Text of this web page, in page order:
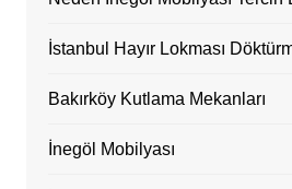
İstanbul Hayır Lokması
Bakırköy Kutlama Mekanları
İnegöl Mobilyası